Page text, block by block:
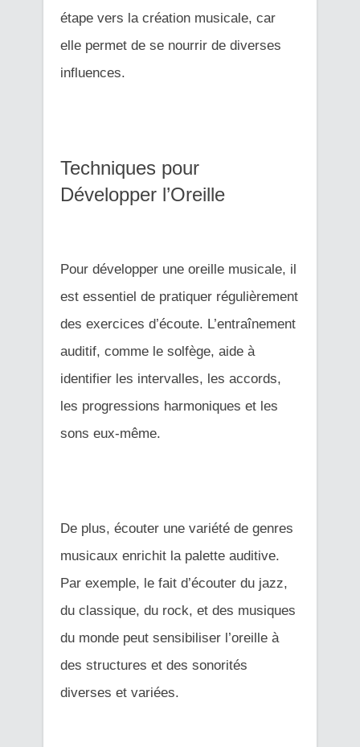
étape vers la création musicale, car
elle permet de se nourrir de diverses
influences.
Techniques pour
Développer l’Oreille
Pour développer une oreille musicale, il
est essentiel de pratiquer régulièrement
des exercices d’écoute. L’entraînement
auditif, comme le solfège, aide à
identifier les intervalles, les accords,
les progressions harmoniques et les
sons eux-même.
De plus, écouter une variété de genres
musicaux enrichit la palette auditive.
Par exemple, le fait d’écouter du jazz,
du classique, du rock, et des musiques
du monde peut sensibiliser l’oreille à
des structures et des sonorités
diverses et variées.